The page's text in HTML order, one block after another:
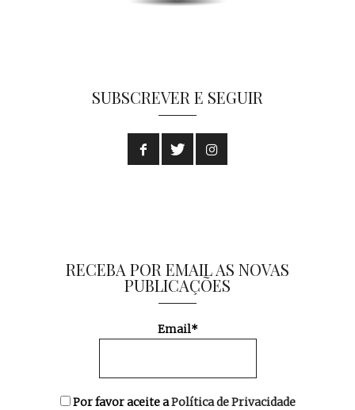
SUBSCREVER E SEGUIR
RECEBA POR EMAIL AS NOVAS
PUBLICAÇÕES
Email*
Por favor aceite aPolítica de Privacidade